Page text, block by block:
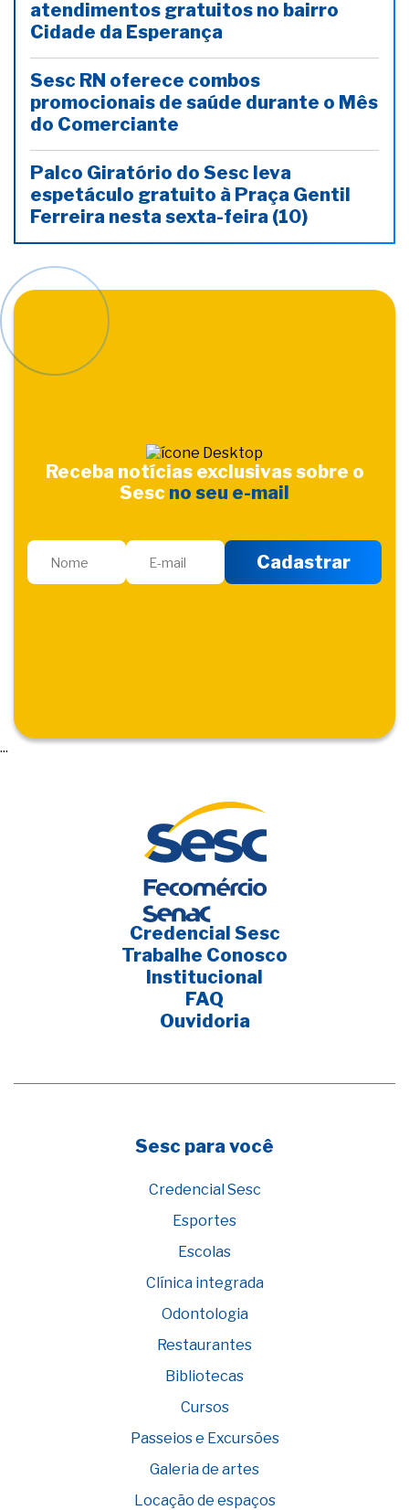
atendimentos gratuitos no bairro
Cidade da Esperança
Sesc RN oferece combos
promocionais de saúde durante o Mês
do Comerciante
Palco Giratório do Sesc leva
espetáculo gratuito à Praça Gentil
Ferreira nesta sexta-feira (10)
Receba notícias exclusivas sobre o
Sesc no seu e-mail
...
Credencial Sesc
Trabalhe Conosco
Institucional
FAQ
Ouvidoria
Sesc para você
Credencial Sesc
Esportes
Escolas
Clínica integrada
Odontologia
Restaurantes
Bibliotecas
Cursos
Passeios e Excursões
Galeria de artes
Locação de espaços